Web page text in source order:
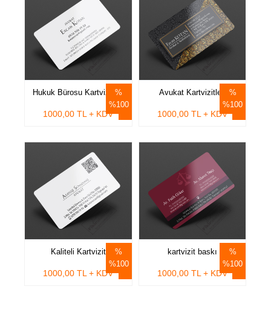
%100
Hukuk Bürosu Kartvizitleri
1000,00 TL + KDV
%100
Avukat Kartvizitleri
1000,00 TL + KDV
%100
Kaliteli Kartvizit
1000,00 TL + KDV
%100
kartvizit baskı
1000,00 TL + KDV